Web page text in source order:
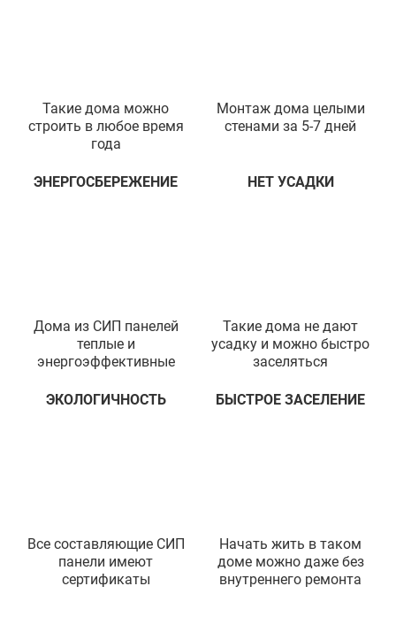
Такие дома можно
строить в любое время
года
Монтаж дома целыми
стенами за 5-7 дней
ЭНЕРГОСБЕРЕЖЕНИЕ
Дома из СИП панелей
теплые и
энергоэффективные
НЕТ УСАДКИ
Такие дома не дают
усадку и можно быстро
заселяться
ЭКОЛОГИЧНОСТЬ
Все составляющие СИП
панели имеют
сертификаты
БЫСТРОЕ ЗАСЕЛЕНИЕ
Начать жить в таком
доме можно даже без
внутреннего ремонта